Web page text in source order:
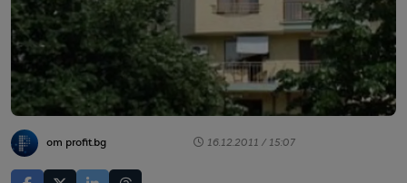
от profit.bg 16.12.2011 / 15:07